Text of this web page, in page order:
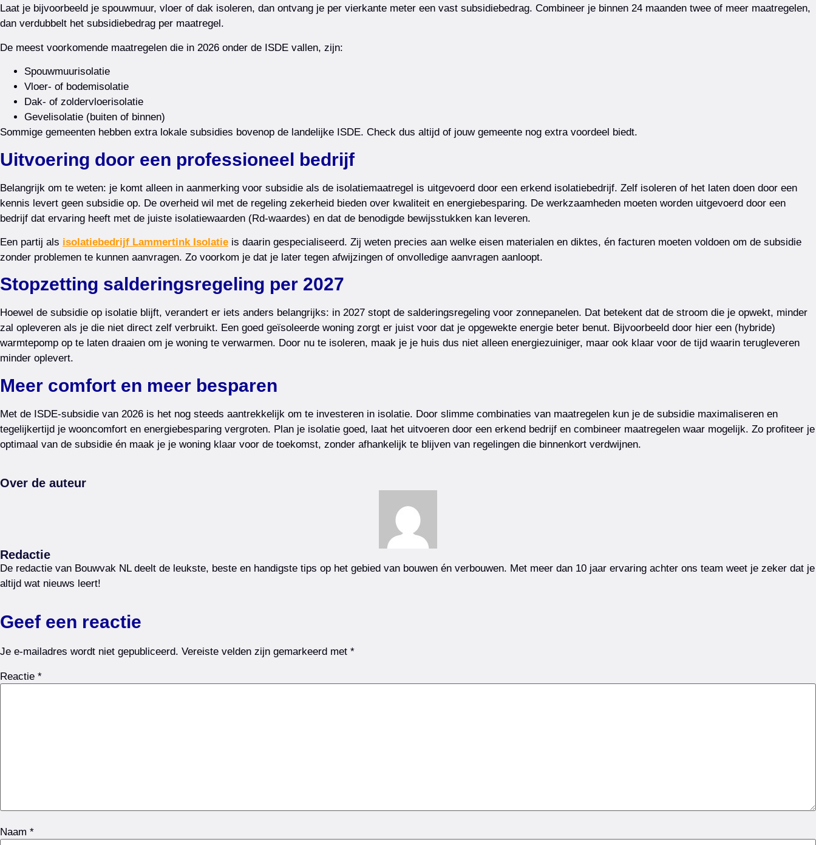
Laat je bijvoorbeeld je spouwmuur, vloer of dak isoleren, dan ontvang je per vierkante meter een vast subsidiebedrag. Combineer je binnen 24 maanden twee of meer maatregelen,
dan verdubbelt het subsidiebedrag per maatregel.
De meest voorkomende maatregelen die in 2026 onder de ISDE vallen, zijn:
Spouwmuurisolatie
Vloer- of bodemisolatie
Dak- of zoldervloerisolatie
Gevelisolatie (buiten of binnen)
Sommige gemeenten hebben extra lokale subsidies bovenop de landelijke ISDE. Check dus altijd of jouw gemeente nog extra voordeel biedt.
Uitvoering door een professioneel bedrijf
Belangrijk om te weten: je komt alleen in aanmerking voor subsidie als de isolatiemaatregel is uitgevoerd door een erkend isolatiebedrijf. Zelf isoleren of het laten doen door een
kennis levert geen subsidie op. De overheid wil met de regeling zekerheid bieden over kwaliteit en energiebesparing. De werkzaamheden moeten worden uitgevoerd door een
bedrijf dat ervaring heeft met de juiste isolatiewaarden (Rd-waardes) en dat de benodigde bewijsstukken kan leveren.
Een partij als isolatiebedrijf Lammertink Isolatie is daarin gespecialiseerd. Zij weten precies aan welke eisen materialen en diktes, én facturen moeten voldoen om de subsidie
zonder problemen te kunnen aanvragen. Zo voorkom je dat je later tegen afwijzingen of onvolledige aanvragen aanloopt.
Stopzetting salderingsregeling per 2027
Hoewel de subsidie op isolatie blijft, verandert er iets anders belangrijks: in 2027 stopt de salderingsregeling voor zonnepanelen. Dat betekent dat de stroom die je opwekt, minder
zal opleveren als je die niet direct zelf verbruikt. Een goed geïsoleerde woning zorgt er juist voor dat je opgewekte energie beter benut. Bijvoorbeeld door hier een (hybride)
warmtepomp op te laten draaien om je woning te verwarmen. Door nu te isoleren, maak je je huis dus niet alleen energiezuiniger, maar ook klaar voor de tijd waarin terugleveren
minder oplevert.
Meer comfort en meer besparen
Met de ISDE-subsidie van 2026 is het nog steeds aantrekkelijk om te investeren in isolatie. Door slimme combinaties van maatregelen kun je de subsidie maximaliseren en
tegelijkertijd je wooncomfort en energiebesparing vergroten. Plan je isolatie goed, laat het uitvoeren door een erkend bedrijf en combineer maatregelen waar mogelijk. Zo profiteer je
optimaal van de subsidie én maak je je woning klaar voor de toekomst, zonder afhankelijk te blijven van regelingen die binnenkort verdwijnen.
Over de auteur
Redactie
De redactie van Bouwvak NL deelt de leukste, beste en handigste tips op het gebied van bouwen én verbouwen. Met meer dan 10 jaar ervaring achter ons team weet je zeker dat je
altijd wat nieuws leert!
Geef een reactie
Je e-mailadres wordt niet gepubliceerd. Vereiste velden zijn gemarkeerd met *
Reactie *
Naam *